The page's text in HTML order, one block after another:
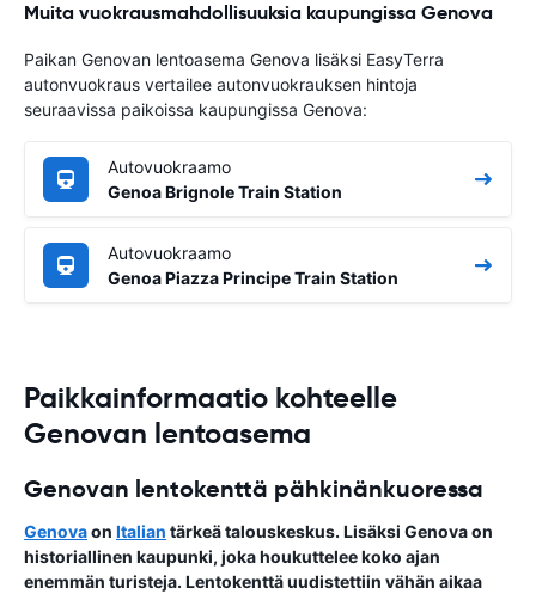
Muita vuokrausmahdollisuuksia kaupungissa Genova
Paikan Genovan lentoasema Genova lisäksi EasyTerra
autonvuokraus vertailee autonvuokrauksen hintoja
seuraavissa paikoissa kaupungissa Genova:
Autovuokraamo
Genoa Brignole Train Station
Autovuokraamo
Genoa Piazza Principe Train Station
Paikkainformaatio kohteelle
Genovan lentoasema
Genovan lentokenttä pähkinänkuoressa
Genovaon Italian tärkeä talouskeskus. Lisäksi Genova on
historiallinen kaupunki, joka houkuttelee koko ajan
enemmän turisteja. Lentokenttäuudistettiin vähän aikaa